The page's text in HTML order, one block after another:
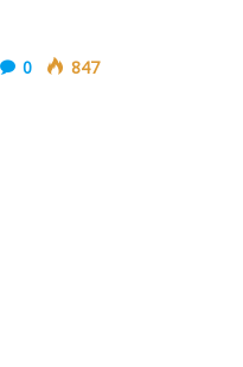
0 847